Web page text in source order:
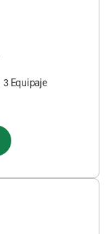
3 Equipaje